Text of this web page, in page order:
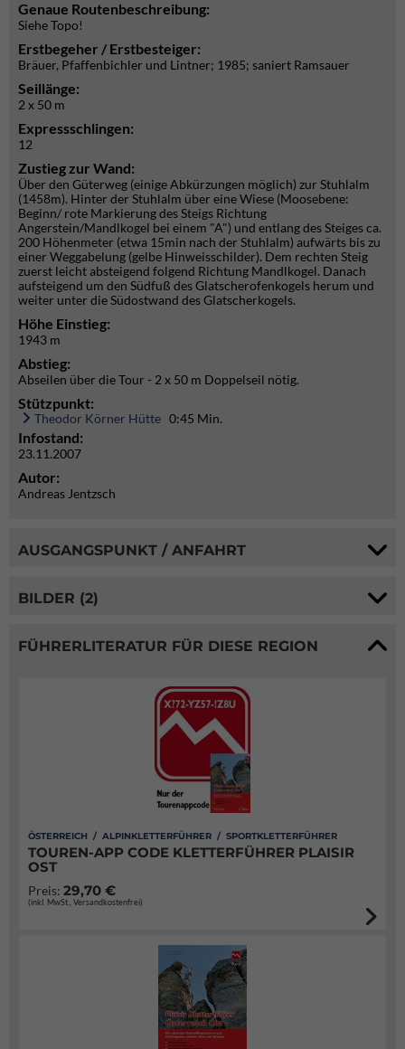
Genaue Routenbeschreibung:
Siehe Topo!
Erstbegeher / Erstbesteiger:
Bräuer, Pfaffenbichler und Lintner; 1985; saniert Ramsauer
Seillänge:
2 x 50 m
Expressschlingen:
12
Zustieg zur Wand:
Über den Güterweg (einige Abkürzungen möglich) zur Stuhlalm
(1458m). Hinter der Stuhlalm über eine Wiese (Moosebene:
Beginn/ rote Markierung des Steigs Richtung
Angerstein/Mandlkogel bei einem "A") und entlang des Steiges ca.
200 Höhenmeter (etwa 15min nach der Stuhlalm) aufwärts bis zu
einer Weggabelung (gelbe Hinweisschilder). Dem rechten Steig
zuerst leicht absteigend folgend Richtung Mandlkogel. Danach
aufsteigend um den Südfuß des Glatscherofenkogels herum und
weiter unter die Südostwand des Glatscherkogels.
Höhe Einstieg:
1943 m
Abstieg:
Abseilen über die Tour - 2 x 50 m Doppelseil nötig.
Stützpunkt:
Theodor Körner Hütte 0:45 Min.
Infostand:
23.11.2007
Autor:
Andreas Jentzsch
AUSGANGSPUNKT / ANFAHRT
BILDER (2)
FÜHRERLITERATUR FÜR DIESE REGION
ÖSTERREICH / ALPINKLETTERFÜHRER / SPORTKLETTERFÜHRER
TOUREN-APP CODE KLETTERFÜHRER PLAISIR
OST
Preis: 29,70 €
(inkl. MwSt., Versandkostenfrei)